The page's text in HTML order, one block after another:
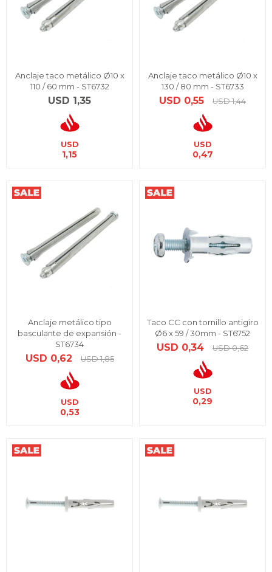
Anclaje taco metálico Ø10 x
110 / 60 mm - ST6732
USD 1,35
USD
1,15
Anclaje taco metálico Ø10 x
130 / 80 mm - ST6733
USD 0,55 USD 1,44
USD
0,47
Anclaje metálico tipo
basculante de expansión -
ST6734
USD 0,62 USD 1,85
USD
0,53
Taco CC con tornillo antigiro
Ø6 x 59 / 30mm - ST6752
USD 0,34 USD 0,62
USD
0,29